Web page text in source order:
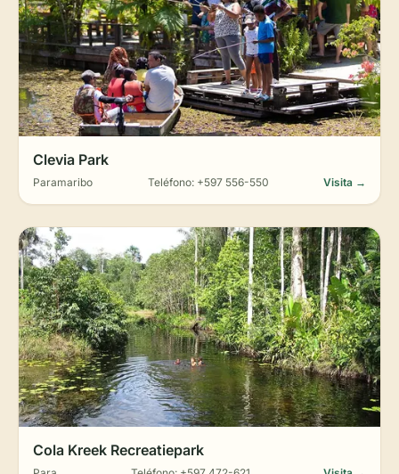
Clevia Park
Paramaribo Teléfono: +597 556-550 Visita →
Cola Kreek Recreatiepark